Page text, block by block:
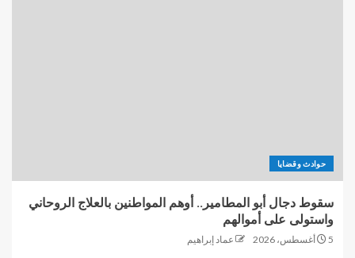
حوادث وقضايا
سقوط دجال أبو المطامير.. أوهم المواطنين بالعلاج الروحاني
واستولى على أموالهم
5 أغسطس، 2026 عماد إبراهيم